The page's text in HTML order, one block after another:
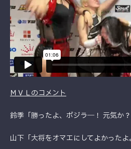
ＭＶＬのコメント
鈴季「勝ったよ、ボジラ―！ 元気か？
山下「大将をオマエにしてよかったよ